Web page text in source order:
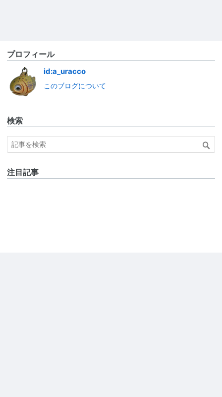
プロフィール
id:a_uracco
このブログについて
検索
注目記事